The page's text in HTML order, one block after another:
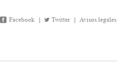
Facebook Twitter Avisos legales